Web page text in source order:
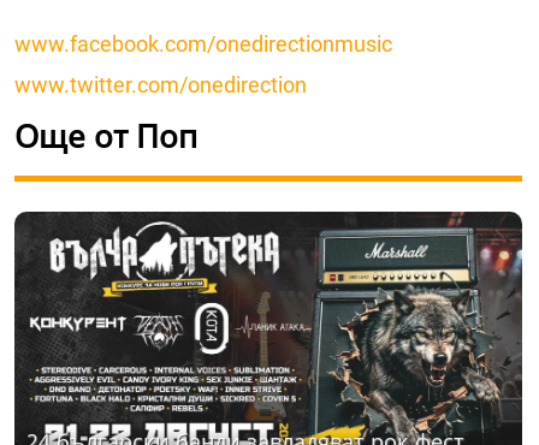
www.facebook.com/onedirectionmusic
www.twitter.com/onedirection
Още от Поп